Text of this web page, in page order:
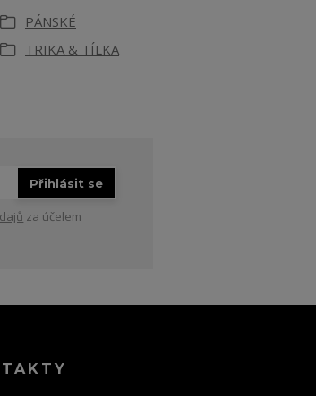
PÁNSKÉ
TRIKA & TÍLKA
Přihlásit se
za účelem